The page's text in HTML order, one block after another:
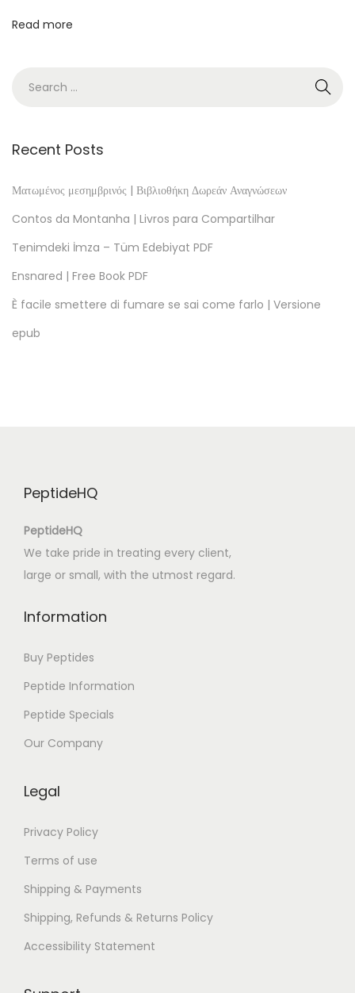
w
e
T
e
s
o
Read more
Recent Posts
Ματωμένος μεσημβρινός | Βιβλιοθήκη Δωρεάν Αναγνώσεων
Contos da Montanha | Livros para Compartilhar
Tenimdeki İmza – Tüm Edebiyat PDF
Ensnared | Free Book PDF
È facile smettere di fumare se sai come farlo | Versione
epub
PeptideHQ
PeptideHQ
We take pride in treating every client,
large or small, with the utmost regard.
Information
Buy Peptides
Peptide Information
Peptide Specials
Our Company
Legal
Privacy Policy
Terms of use
Shipping & Payments
Shipping, Refunds & Returns Policy
Accessibility Statement